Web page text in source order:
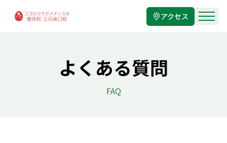
アクセス
よくある質問
FAQ